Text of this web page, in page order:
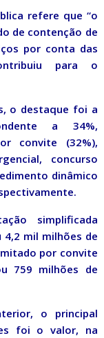
refere que “o
de contenção de
por conta das
para o
o destaque foi a
a 34%,
convite (32%),
concurso
dinâmico
simplificada
4,2 mil milhões de
por convite
759 milhões de
o principal
foi o valor, na